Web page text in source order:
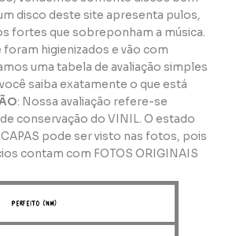
disco deste site apresenta pulos,
fortes que sobreponham a música.
higienizados e vão com
uma tabela de avaliação simples
saiba exatamente o que está
: Nossa avaliação refere-se
conservação do VINIL. O estado
pode ser visto nas fotos, pois
contam com FOTOS ORIGINAIS
perfeito (NM)